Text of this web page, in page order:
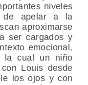
niveles
de apelar a la
aproximarse
ser cargados y
emocional,
la cual un niño
Louis desde
los ojos y con